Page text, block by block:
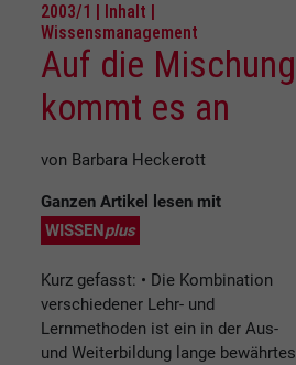
2003/1 | Inhalt |
Wissensmanagement
Auf die Mischung
kommt es an
von Barbara Heckerott
Ganzen Artikel lesen mit
WISSENplus
Kurz gefasst: • Die Kombination
verschiedener Lehr- und
Lernmethoden ist ein in der Aus-
und Weiterbildung lange bewährtes